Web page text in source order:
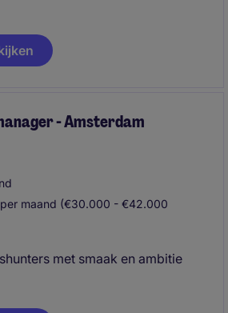
professionals en
Je gebruikt je
- Amsterdam
maand (€30.000 - €42.000
met smaak en ambitie